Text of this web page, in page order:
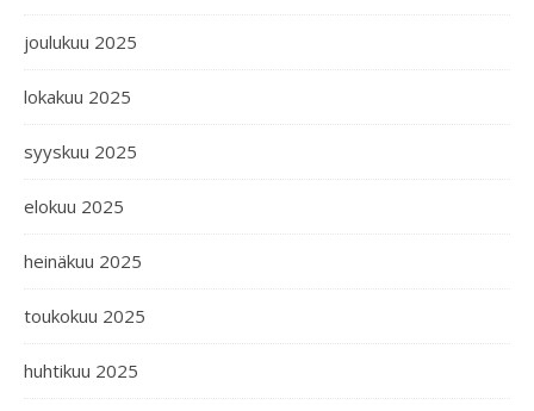
joulukuu 2025
lokakuu 2025
syyskuu 2025
elokuu 2025
heinäkuu 2025
toukokuu 2025
huhtikuu 2025